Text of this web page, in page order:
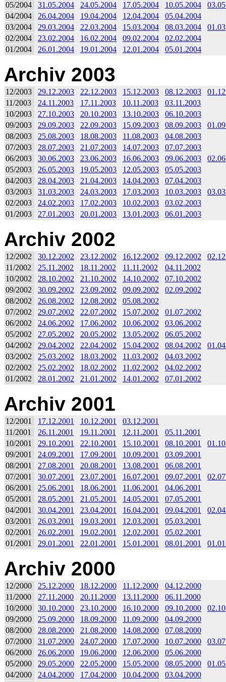
05/2004
31.05.2004 24.05.2004 17.05.2004 10.05.2004
04/2004
26.04.2004 19.04.2004 12.04.2004
05.04.2004
03/2004
29.03.2004 22.03.2004 15.03.2004 08.03.2004
02/2004
23.02.2004 16.02.2004 09.02.2004
02.02.2004
01/2004
26.01.2004 19.01.2004 12.01.2004 05.01.2004
Archiv 2003
12/2003 29.12.2003 22.12.2003 15.12.2003 08.12.2003
11/2003
24.11.2003 17.11.2003 10.11.2003
03.11.2003
10/2003
27.10.2003 20.10.2003 13.10.2003
06.10.2003
09/2003
29.09.2003 22.09.2003 15.09.2003 08.09.2003
08/2003
25.08.2003 18.08.2003 11.08.2003
04.08.2003
07/2003
28.07.2003 21.07.2003 14.07.2003
07.07.2003
06/2003
30.06.2003 23.06.2003 16.06.2003 09.06.2003
05/2003
26.05.2003 19.05.2003 12.05.2003
05.05.2003
04/2003
28.04.2003 21.04.2003 14.04.2003
07.04.2003
03/2003
31.03.2003 24.03.2003 17.03.2003 10.03.2003
02/2003
24.02.2003 17.02.2003 10.02.2003
03.02.2003
01/2003
27.01.2003 20.01.2003 13.01.2003 06.01.2003
Archiv 2002
12/2002 30.12.2002 23.12.2002 16.12.2002 09.12.2002
11/2002
25.11.2002 18.11.2002 11.11.2002
04.11.2002
10/2002
28.10.2002 21.10.2002 14.10.2002
07.10.2002
09/2002
30.09.2002 23.09.2002 09.09.2002
02.09.2002
08/2002
26.08.2002 12.08.2002
05.08.2002
07/2002
29.07.2002 22.07.2002 15.07.2002
01.07.2002
06/2002
24.06.2002 17.06.2002 10.06.2002
03.06.2002
05/2002
27.05.2002 20.05.2002 13.05.2002
06.05.2002
04/2002
29.04.2002 22.04.2002 15.04.2002 08.04.2002
03/2002
25.03.2002 18.03.2002 11.03.2002
04.03.2002
02/2002
25.02.2002 18.02.2002 11.02.2002
04.02.2002
01/2002
28.01.2002 21.01.2002 14.01.2002 07.01.2002
Archiv 2001
12/2001 17.12.2001 10.12.2001
03.12.2001
11/2001
26.11.2001 19.11.2001 12.11.2001
05.11.2001
10/2001
29.10.2001 22.10.2001 15.10.2001 08.10.2001
09/2001
24.09.2001 17.09.2001 10.09.2001
03.09.2001
08/2001
27.08.2001 20.08.2001 13.08.2001
06.08.2001
07/2001
30.07.2001 23.07.2001 16.07.2001 09.07.2001
06/2001
25.06.2001 18.06.2001 11.06.2001
04.06.2001
05/2001
28.05.2001 21.05.2001 14.05.2001
07.05.2001
04/2001
30.04.2001 23.04.2001 16.04.2001 09.04.2001
03/2001
26.03.2001 19.03.2001 12.03.2001
05.03.2001
02/2001
26.02.2001 19.02.2001 12.02.2001
05.02.2001
01/2001
29.01.2001 22.01.2001 15.01.2001 08.01.2001
Archiv 2000
12/2000 25.12.2000 18.12.2000 11.12.2000
04.12.2000
11/2000
27.11.2000 20.11.2000 13.11.2000
06.11.2000
10/2000
30.10.2000 23.10.2000 16.10.2000 09.10.2000
09/2000
25.09.2000 18.09.2000 11.09.2000
04.09.2000
08/2000
28.08.2000 21.08.2000 14.08.2000
07.08.2000
07/2000
31.07.2000 24.07.2000 17.07.2000 10.07.2000
06/2000
26.06.2000 19.06.2000 12.06.2000
05.06.2000
05/2000
29.05.2000 22.05.2000 15.05.2000 08.05.2000
04/2000
24.04.2000 17.04.2000 10.04.2000
03.04.2000